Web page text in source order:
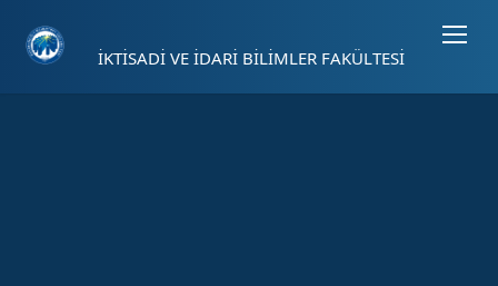
İKTİSADİ VE İDARİ BİLİMLER FAKÜLTESİ